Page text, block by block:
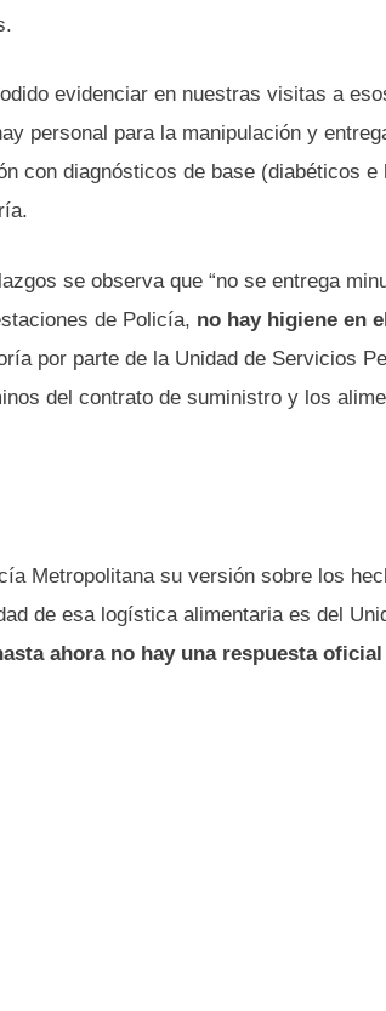
evidenciar en nuestras visitas a
personal para la manipulación y
con diagnósticos de base (diabéticos e
se observa que “no se entrega
de Policía, no hay higiene en
por parte de la Unidad de Servicios
del contrato de suministro y los
Metropolitana su versión sobre los
de esa logística alimentaria es del
ahora no hay una respuesta